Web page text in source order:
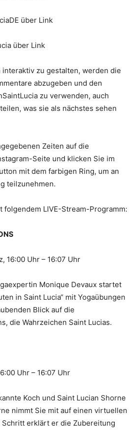
über Link
über Link
interaktiv zu gestalten, werden die
abzugeben und den
zu verwenden, auch
was sie als nächstes sehen
Zeiten auf die
Seite und klicken Sie im
mit dem farbigen Ring, um an
teilzunehmen.
folgendem LIVE-Stream-Programm:
16:00 Uhr – 16:07 Uhr
Monique Devaux startet
in Saint Lucia“ mit Yogaübungen
Blick auf die
die Wahrzeichen Saint Lucias.
Uhr – 16:07 Uhr
Koch und Saint Lucian Shorne
nimmt Sie mit auf einen virtuellen
erklärt er die Zubereitung